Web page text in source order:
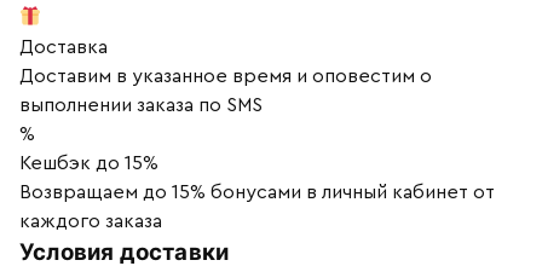
Доставка
Доставим в указанное время и оповестим о
выполнении заказа по SMS
%
Кешбэк до 15%
Возвращаем до 15% бонусами в личный кабинет от
каждого заказа
Условия доставки